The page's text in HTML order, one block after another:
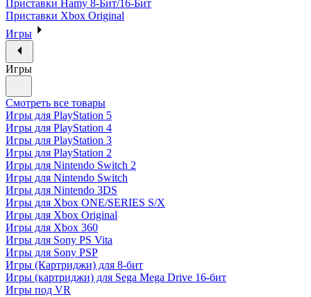
Приставки Hamy 8-Бит/16-Бит
Приставки Xbox Original
Игры
Игры
Смотреть все товары
Игры для PlayStation 5
Игры для PlayStation 4
Игры для PlayStation 3
Игры для PlayStation 2
Игры для Nintendo Switch 2
Игры для Nintendo Switch
Игры для Nintendo 3DS
Игры для Xbox ONE/SERIES S/X
Игры для Xbox Original
Игры для Xbox 360
Игры для Sony PS Vita
Игры для Sony PSP
Игры (Картриджи) для 8-бит
Игры (картриджи) для Sega Mega Drive 16-бит
Игры под VR